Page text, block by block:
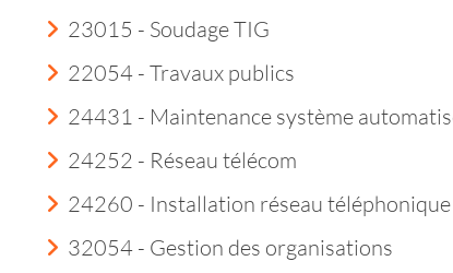
23015 - Soudage TIG
22054 - Travaux publics
24431 - Maintenance système
24252 - Réseau télécom
24260 - Installation réseau téléphonique
32054 - Gestion des organisations